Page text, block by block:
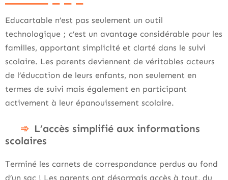
Educartable n’est pas seulement un outil
technologique ; c’est un avantage considérable pour les
familles, apportant simplicité et clarté dans le suivi
scolaire. Les parents deviennent de véritables acteurs
de l’éducation de leurs enfants, non seulement en
termes de suivi mais également en participant
activement à leur épanouissement scolaire.
L’accès simplifié aux informations
scolaires
Terminé les carnets de correspondance perdus au fond
d’un sac ! Les parents ont désormais accès à tout, du